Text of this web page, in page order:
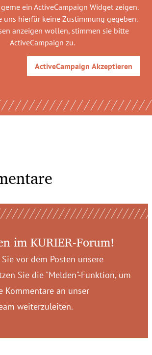
ein ActiveCampaign Widgetzeigen.
uns hierfür keine Zustimmung gegeben.
anzeigen wollen, stimmen sie bitte
ActiveCampaign zu.
ActiveCampaign Akzeptieren